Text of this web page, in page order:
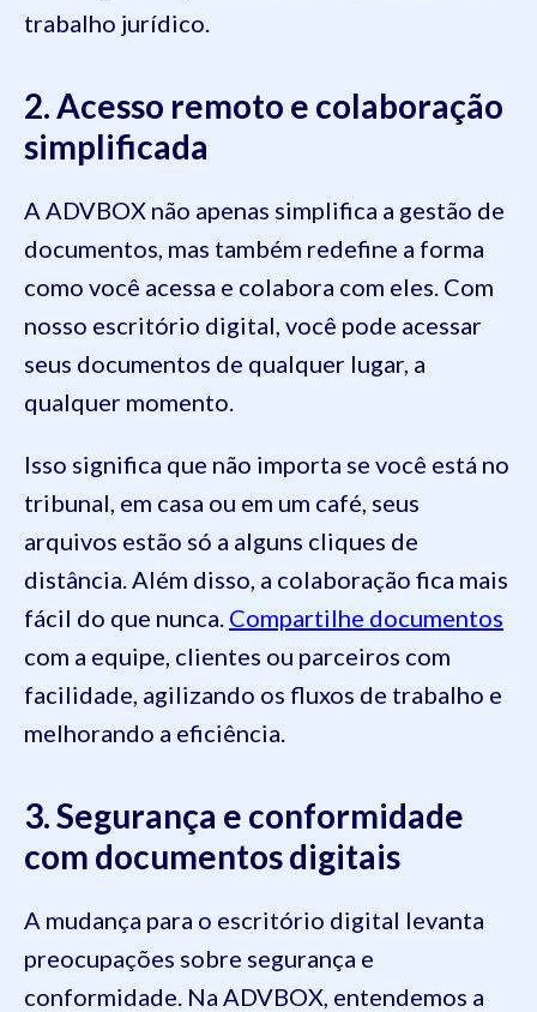
trabalho jurídico.
2. Acesso remoto e colaboração
simplificada
A ADVBOX não apenas simplifica a gestão de
documentos, mas também redefine a forma
como você acessa e colabora com eles. Com
nosso escritório digital, você pode acessar
seus documentos de qualquer lugar, a
qualquer momento.
Isso significa que não importa se você está no
tribunal, em casa ou em um café, seus
arquivos estão só a alguns cliques de
distância. Além disso, a colaboração fica mais
fácil do que nunca. Compartilhe documentos
com a equipe, clientes ou parceiros com
facilidade, agilizando os fluxos de trabalho e
melhorando a eficiência.
3. Segurança e conformidade
com documentos digitais
A mudança para o escritório digital levanta
preocupações sobre segurança e
conformidade. Na ADVBOX, entendemos a